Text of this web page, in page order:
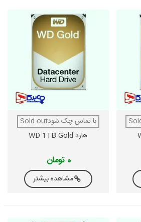
با تماس چک شودSold out
هارد WD 1TB Gold
0 تومان
مشاهده بیشتر